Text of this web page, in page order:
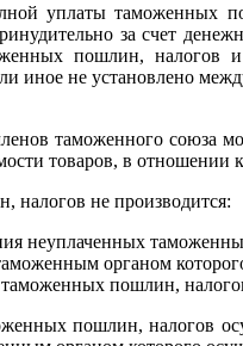
уплаты таможенных
за счет
пошлин, налогов
иное не установлено
таможенного
товаров, в
налогов не производится:
неуплаченных
органом
пошлин,
пошлин, налогов